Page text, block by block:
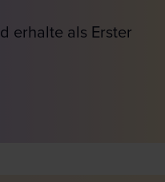
erhalte als Erster